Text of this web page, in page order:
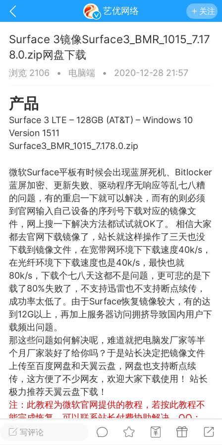
艺优网络 关注
手机 系统 网站
游戏 兴趣 美图
问答 闲谈 官方
任务
网络
VIP 7
29 21:24
电脑端 Surface Laptop Go 2
Laptop Go 2镜像
网盘下载
Laptop Go 2 i5/8/128 – Windows
写评论
Surface 3镜像Surface3_BMR_1015_7.17
8.0.zip网盘下载
浏览 2106 • 电脑端 • 2020-12-28 21:57
产品
Surface 3 LTE – 128GB (AT&T) – Windows 10
Version 1511
Surface3_BMR_1015_7.178.0.zip
微软Surface平板有时候会出现蓝屏死机、Bitlocker
蓝屏加密、更新失败、驱动程序无响应等乱七八糟
的问题，有的重启一下就可以解决，而有的则必须
到官网输入自己设备的序列号下载对应的镜像文
件，网上搜一下解决方法都试试就OK了。 相信大家
都去官网下载镜像了，站长就这样操作了三天也没
下载到镜像文件，在宽带网环境下下载速度40k/s，
在光纤环境下下载速度也是40k/s，最快也就
80k/s，下载个七八天这都不是问题，更可悲的是下
载了80%失败了，不支持迅雷也不支持断点续传，
成功率太低了。由于Surface恢复镜像较大，有的达
到12G以上，再加上服务器访问拥挤导致国内用户下
载频出问题。
那这些问题如何解决呢，难道就把电脑发厂家等半
个月厂家装好了给你吗？于是站长决定把镜像文件
上传至百度网盘和天翼云盘，网盘也支持断点续
传，这方便了不少网友，欢迎大家下载使用！ 站长
极力推荐天翼云盘下载！
注：此教程为微软官网提供的教程，若按此教程不
能完成恢复，可以联系站长付费协助解决，QQ：
3326686660
温馨提示：若链接失效请及时留言反